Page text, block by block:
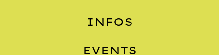
INFOS
EVENTS